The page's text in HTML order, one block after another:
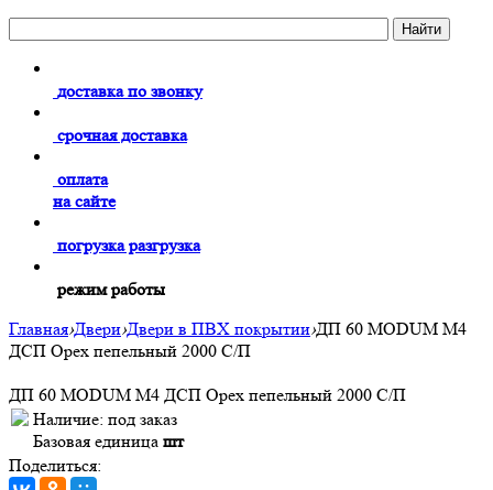
доставка по звонку
срочная доставка
оплата
на сайте
погрузка разгрузка
режим работы
Главная›Двери›Двери в ПВХ покрытии›ДП 60 MODUM M4
ДСП Орех пепельный 2000 С/П
ДП 60 MODUM M4 ДСП Орех пепельный 2000 С/П
Наличие: под заказ
Базовая единица шт
Поделиться: